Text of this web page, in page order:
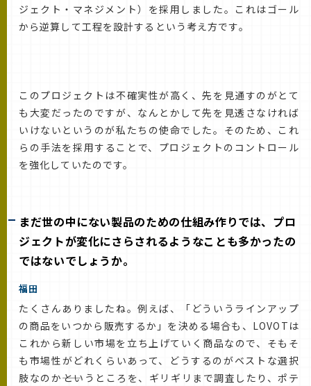
ジェクト・マネジメント）を採用しました。これはゴール
から逆算して工程を設計するという考え方です。
このプロジェクトは不確実性が高く、先を見通すのがとて
も大変だったのですが、なんとかして先を見透さなければ
いけないというのが私たちの使命でした。そのため、これ
らの手法を採用することで、プロジェクトのコントロール
を強化していたのです。
まだ世の中にない製品のための仕組み作りでは、プロ
ジェクトが変化にさらされるようなことも多かったの
ではないでしょうか。
福田
たくさんありましたね。例えば、「どういうラインアップ
の商品をいつから販売するか」を決める場合も、LOVOTは
これから新しい市場を立ち上げていく商品なので、そもそ
も市場性がどれくらいあって、どうするのがベストな選択
肢なのか――というところを、ギリギリまで調査したり、ポテ